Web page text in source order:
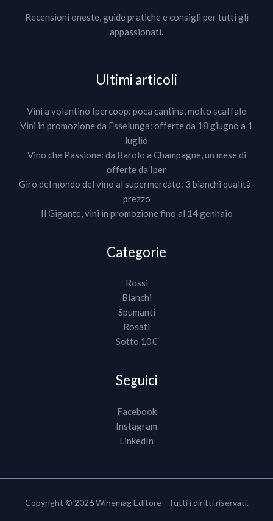
Recensioni oneste, guide pratiche e consigli per tutti gli
appassionati.
Ultimi articoli
Vini a volantino Ipercoop: poca cantina, molto scaffale
Vini in promozione da Esselunga: offerte da 18 giugno a 1
luglio
Vino che Passione: da Barolo a Champagne, un mese di
offerte da Iper
Giro del mondo del vino al supermercato: 3 bianchi qualità-
prezzo
Il Gigante, vini in promozione fino al 14 gennaio
Categorie
Rossi
Bianchi
Spumanti
Rosati
Sotto 10€
Seguici
Facebook
Instagram
LinkedIn
Copyright © 2026 Winemag Editore - Tutti i diritti riservati.